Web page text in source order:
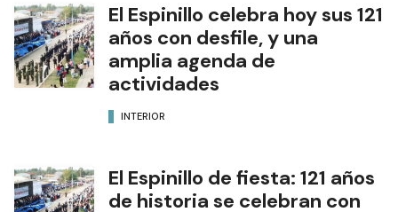
El Espinillo celebra hoy sus 121
años con desfile, y una
amplia agenda de
actividades
INTERIOR
El Espinillo de fiesta: 121 años
de historia se celebran con